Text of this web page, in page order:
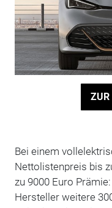
ZUR
Bei einem
Nettolistenpreis bis
zu 9000 Euro
Hersteller weitere